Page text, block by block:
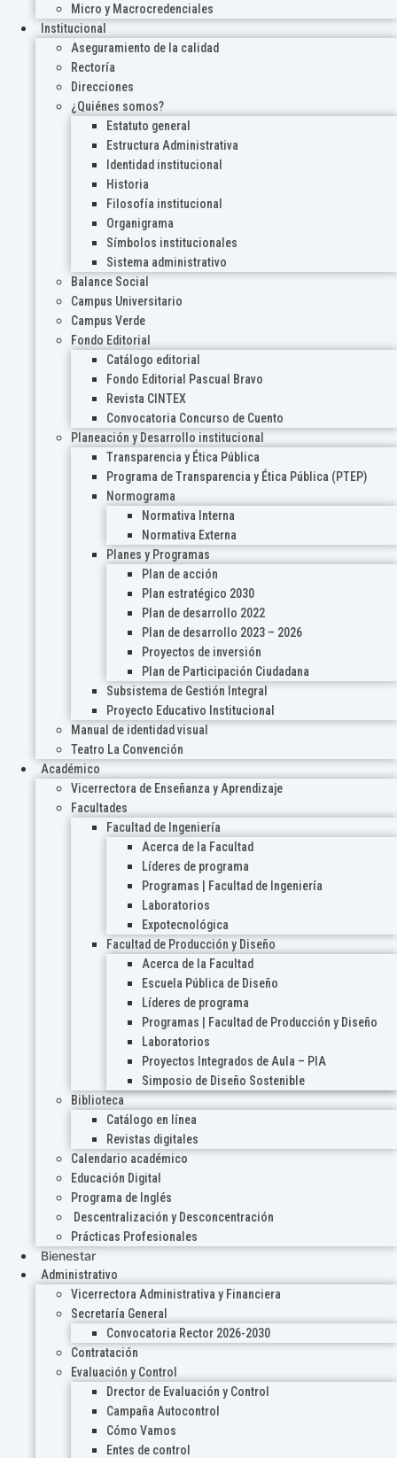
Micro y Macrocredenciales
Institucional
Aseguramiento de la calidad
Rectoría
Direcciones
¿Quiénes somos?
Estatuto general
Estructura Administrativa
Identidad institucional
Historia
Filosofía institucional
Organigrama
Símbolos institucionales
Sistema administrativo
Balance Social
Campus Universitario
Campus Verde
Fondo Editorial
Catálogo editorial
Fondo Editorial Pascual Bravo
Revista CINTEX
Convocatoria Concurso de Cuento
Planeación y Desarrollo institucional
Transparencia y Ética Pública
Programa de Transparencia y Ética Pública (PTEP)
Normograma
Normativa Interna
Normativa Externa
Planes y Programas
Plan de acción
Plan estratégico 2030
Plan de desarrollo 2022
Plan de desarrollo 2023 – 2026
Proyectos de inversión
Plan de Participación Ciudadana
Subsistema de Gestión Integral
Proyecto Educativo Institucional
Manual de identidad visual
Teatro La Convención
Académico
Vicerrectora de Enseñanza y Aprendizaje
Facultades
Facultad de Ingeniería
Acerca de la Facultad
Líderes de programa
Programas | Facultad de Ingeniería
Laboratorios
Expotecnológica
Facultad de Producción y Diseño
Acerca de la Facultad
Escuela Pública de Diseño
Líderes de programa
Programas | Facultad de Producción y Diseño
Laboratorios
Proyectos Integrados de Aula – PIA
Simposio de Diseño Sostenible
Biblioteca
Catálogo en línea
Revistas digitales
Calendario académico
Educación Digital
Programa de Inglés
Descentralización y Desconcentración
Prácticas Profesionales
Bienestar
Administrativo
Vicerrectora Administrativa y Financiera
Secretaría General
Convocatoria Rector 2026-2030
Contratación
Evaluación y Control
Drector de Evaluación y Control
Campaña Autocontrol
Cómo Vamos
Entes de control